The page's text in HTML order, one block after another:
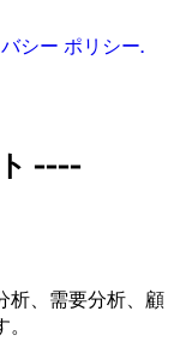
シー ポリシー.
----
析、需要分析、顧